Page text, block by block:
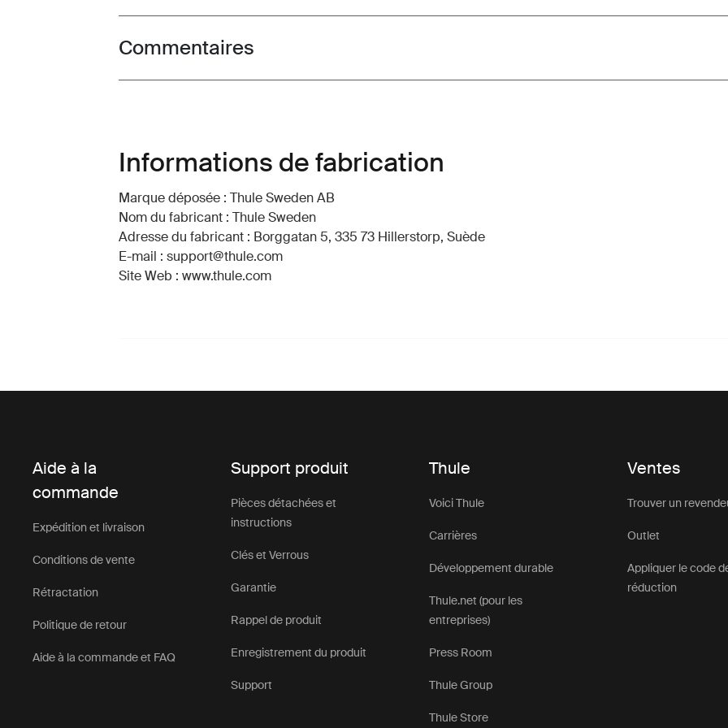
Toggle overview
Commentaires
Informations de fabrication
Marque déposée : Thule Sweden AB
Nom du fabricant : Thule Sweden
Adresse du fabricant : Borggatan 5, 335 73 Hillerstorp, Suède
E-mail : support@thule.com
Site Web : www.thule.com
Aide à la
commande
Expédition et livraison
Conditions de vente
Rétractation
Politique de retour
Aide à la commande et FAQ
Support produit
Pièces détachées et
instructions
Clés et Verrous
Garantie
Rappel de produit
Enregistrement du produit
Support
Thule
Voici Thule
Carrières
Développement durable
Thule.net (pour les
entreprises)
Press Room
Thule Group
Thule Store
Ventes
Trouver un
Outlet
Appliquer le code
réduction